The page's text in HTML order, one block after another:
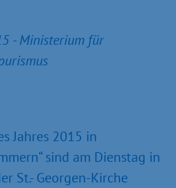
- Ministerium für
Jahres 2015 in
sind am Dienstag in
St.- Georgen-Kirche